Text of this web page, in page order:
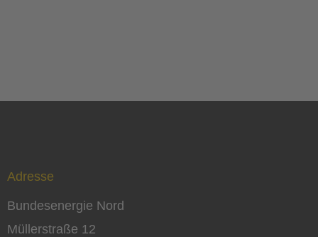
Adresse
Bundesenergie Nord
Müllerstraße 12